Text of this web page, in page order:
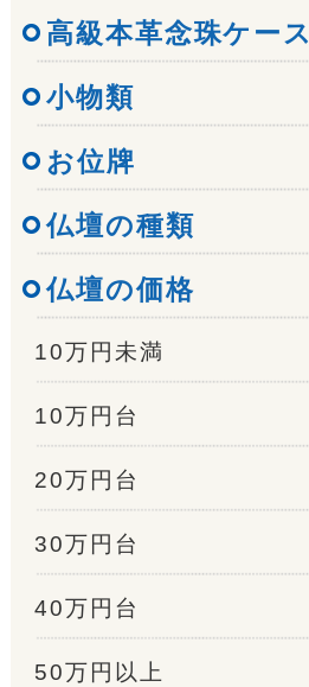
高級本革念珠ケース
小物類
お位牌
仏壇の種類
仏壇の価格
10万円未満
10万円台
20万円台
30万円台
40万円台
50万円以上